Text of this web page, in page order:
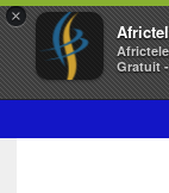
×
Gratuit